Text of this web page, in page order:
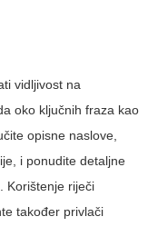
vidljivost na
oko ključnih fraza kao
opisne naslove,
i ponudite detaljne
Korištenje riječi
također privlači